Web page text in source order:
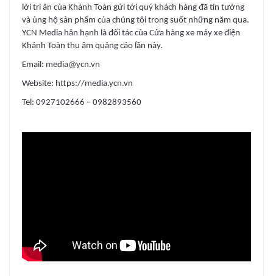
lời tri ân của Khánh Toàn gửi tới quý khách hàng đã tin tưởng
và ủng hộ sản phẩm của chúng tôi trong suốt những năm qua.
YCN Media hân hạnh là đối tác của Cửa hàng xe máy xe điện
Khánh Toàn thu âm quảng cáo lần này.
Email: media@ycn.vn
Website: https://media.ycn.vn
Tel: 0927102666 – 0982893560